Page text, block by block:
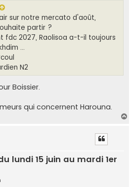
sur notre mercato d'août,
partir ?
fdc 2027, Raolisoa a-t-il toujours
...
N2
Boissier.
qui concernent Harouna.
lundi 15 juin au mardi 1er